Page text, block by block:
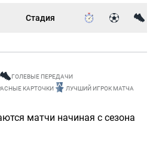
Стадия
ГОЛЕВЫЕ ПЕРЕДАЧИ
КАРТОЧКИ ЛУЧШИЙ ИГРОК МАТЧА
матчи начиная с сезона